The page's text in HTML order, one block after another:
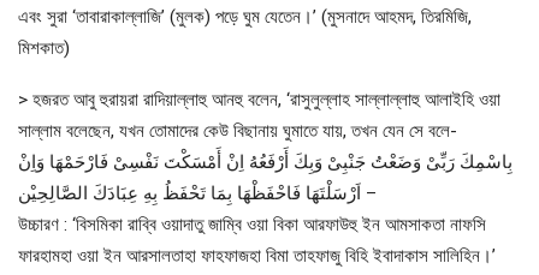
এবং সুরা ‘তাবারাকাল্লাজি’ (মুলক) পড়ে ঘুম যেতেন।’ (মুসনাদে আহমদ, তিরমিজি,
মিশকাত)
> হজরত আবু হুরায়রা রাদিয়াল্লাহু আনহু বলেন, ‘রাসুলুল্লাহ সাল্লাল্লাহু আলাইহি ওয়া
সাল্লাম বলেছেন, যখন তোমাদের কেউ বিছানায় ঘুমাতে যায়, তখন যেন সে বলে-
بِاسْمِكَ رَبِّىْ وَضَعْتُ جَنْبِىْ وَبِكَ أَرْفَعُهُ اِنْ أَمْسَكْتَ نَفْسِىْ فَارْحَمْهَا وَاِنْ
اَرْسَلْتَهَا فَاحْفَظْهَا بِمَا تَحْفَظُ بِهِ عِبَادَكَ الصَّالِحِيْن –
উচ্চারণ : ‘বিসমিকা রাব্বি ওয়াদাতু জাম্বি ওয়া বিকা আরফাউহু ইন আমসাকতা নাফসি
ফারহামহা ওয়া ইন আরসালতাহা ফাহফাজহা বিমা তাহফাজু বিহি ইবাদাকাস সালিহিন।’